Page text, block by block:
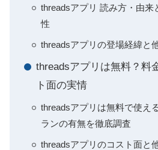
threadsアプリ 読み方・由来
性
threadsアプリの登場経緯と
threadsアプリは無料？料
ト面の実情
threadsアプリは無料で使え
ランの有無を徹底調査
threadsアプリのコスト面と